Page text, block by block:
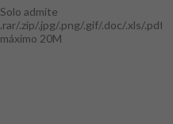
Solo admite
.rar/.zip/.jpg/.png/.gif/.doc/.xls/.pdf,
máximo 20M